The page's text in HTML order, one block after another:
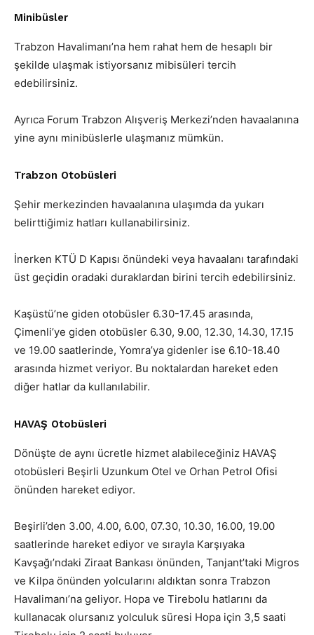
Minibüsler
Trabzon Havalimanı’na hem rahat hem de hesaplı bir
şekilde ulaşmak istiyorsanız mibisüleri tercih
edebilirsiniz.
Ayrıca Forum Trabzon Alışveriş Merkezi’nden havaalanına
yine aynı minibüslerle ulaşmanız mümkün.
Trabzon Otobüsleri
Şehir merkezinden havaalanına ulaşımda da yukarı
belirttiğimiz hatları kullanabilirsiniz.
İnerken KTÜ D Kapısı önündeki veya havaalanı tarafındaki
üst geçidin oradaki duraklardan birini tercih edebilirsiniz.
Kaşüstü’ne giden otobüsler 6.30-17.45 arasında,
Çimenli’ye giden otobüsler 6.30, 9.00, 12.30, 14.30, 17.15
ve 19.00 saatlerinde, Yomra’ya gidenler ise 6.10-18.40
arasında hizmet veriyor. Bu noktalardan hareket eden
diğer hatlar da kullanılabilir.
HAVAŞ Otobüsleri
Dönüşte de aynı ücretle hizmet alabileceğiniz HAVAŞ
otobüsleri Beşirli Uzunkum Otel ve Orhan Petrol Ofisi
önünden hareket ediyor.
Beşirli’den 3.00, 4.00, 6.00, 07.30, 10.30, 16.00, 19.00
saatlerinde hareket ediyor ve sırayla Karşıyaka
Kavşağı’ndaki Ziraat Bankası önünden, Tanjant’taki Migros
ve Kilpa önünden yolcularını aldıktan sonra Trabzon
Havalimanı’na geliyor. Hopa ve Tirebolu hatlarını da
kullanacak olursanız yolculuk süresi Hopa için 3,5 saati